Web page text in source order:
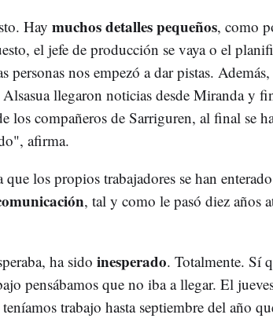
Hay muchos detalles pequeños, como
el jefe de producción se vaya o el
personas nos empezó a dar pistas.
llegaron noticias desde Miranda y
los compañeros de Sarriguren, al final se
afirma.
que los propios trabajadores se han
, tal y como le pasó diez años
ha sido inesperado. Totalmente. Sí
pensábamos que no iba a llegar. El
trabajo hasta septiembre del año